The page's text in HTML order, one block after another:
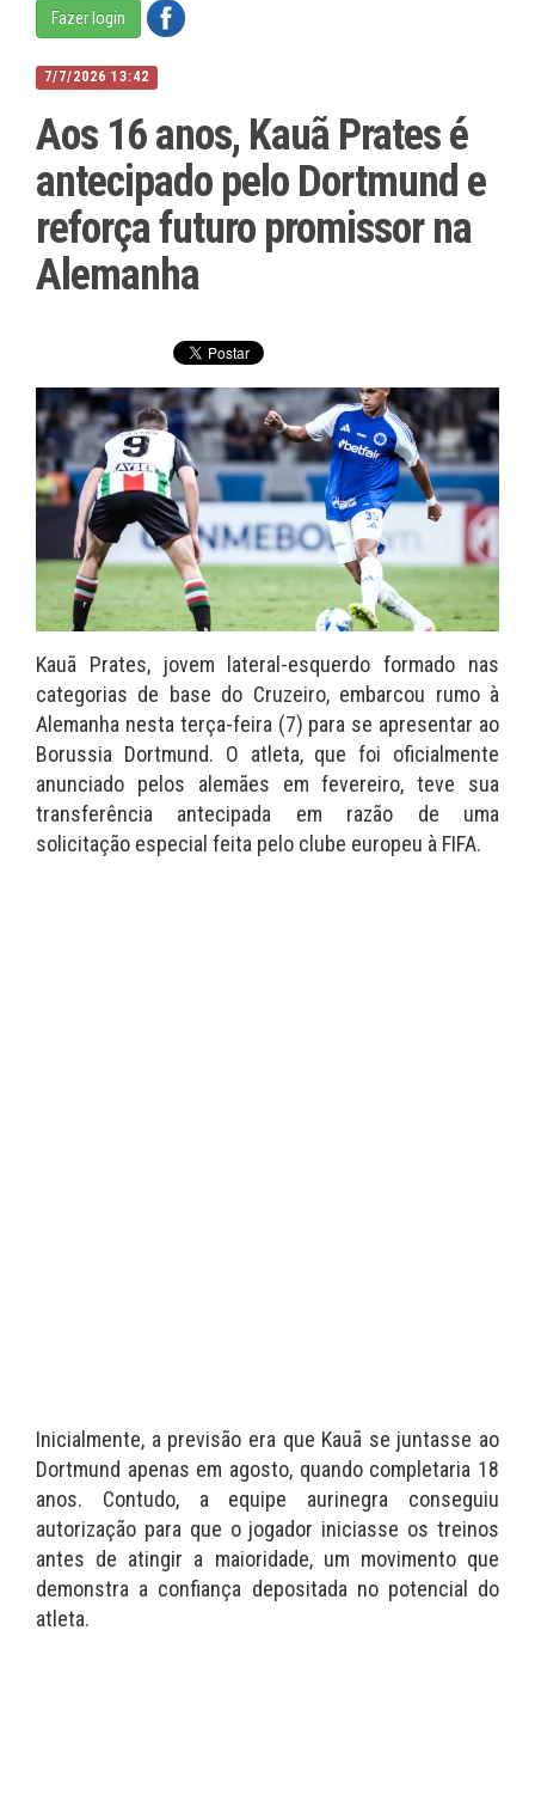
Fazer login
7/7/2026 13:42
Aos 16 anos, Kauã Prates é
antecipado pelo Dortmund e
reforça futuro promissor na
Alemanha
Kauã Prates, jovem lateral-esquerdo formado nas
categorias de base do Cruzeiro, embarcou rumo à
Alemanha nesta terça-feira (7) para se apresentar ao
Borussia Dortmund. O atleta, que foi oficialmente
anunciado pelos alemães em fevereiro, teve sua
transferência antecipada em razão de uma
solicitação especial feita pelo clube europeu à FIFA.
Inicialmente, a previsão era que Kauã se juntasse ao
Dortmund apenas em agosto, quando completaria 18
anos. Contudo, a equipe aurinegra conseguiu
autorização para que o jogador iniciasse os treinos
antes de atingir a maioridade, um movimento que
demonstra a confiança depositada no potencial do
atleta.